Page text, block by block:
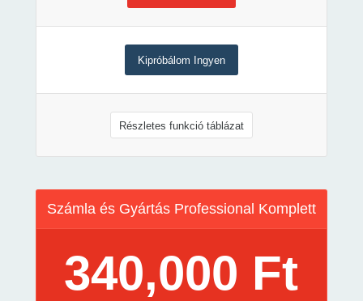
Kipróbálom Ingyen
Részletes funkció táblázat
Számla és Gyártás Professional Komplett
340,000 Ft